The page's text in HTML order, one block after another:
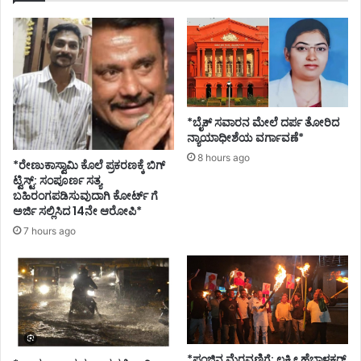
ದ
ದಂ
ತಿ
*ರೇಣುಕಾಸ್ವಾಮಿ ಕೊಲೆ ಪ್ರಕರಣಕ್ಕೆ ಬಿಗ್
ಟ್ವಿಸ್ಟ್: ಸಂಪೂರ್ಣ ಸತ್ಯ
ಬಹಿರಂಗಪಡಿಸುವುದಾಗಿ ಕೋರ್ಟ್ ಗೆ
ಅರ್ಜಿ ಸಲ್ಲಿಸಿದ 14ನೇ ಆರೋಪಿ*
7 hours ago
*ಬೈಕ್ ಸವಾರನ ಮೇಲೆ ದರ್ಪ ತೋರಿದ
ನ್ಯಾಯಾಧೀಶೆಯ ವರ್ಗಾವಣೆ*
8 hours ago